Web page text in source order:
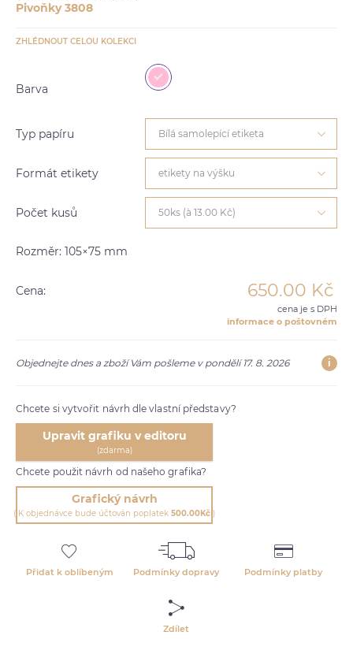
Pivoňky 3808
ZHLÉDNOUT CELOU KOLEKCI
Barva
Typ papíru Bílá samolepící etiketa
Formát etikety etikety na výšku
Počet kusů 50ks (à 13.00 Kč)
Rozměr: 105×75 mm
Cena: 650.00 Kč
cena je s DPH
informace o poštovném
Objednejte dnes a zboží Vám pošleme v pondělí 17. 8. 2026 i
Chcete si vytvořit návrh dle vlastní představy?
Upravit grafiku v editoru
(zdarma)
Chcete použit návrh od našeho grafika?
Grafický návrh
( K objednávce bude účtován poplatek 500.00Kč )
Přidat k oblíbeným Podmínky dopravy Podmínky platby
Zdílet